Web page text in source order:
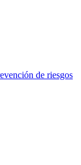
de riesgos